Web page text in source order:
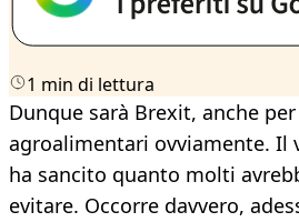
1 min di lettura
Dunque sarà Brexit, anche
agroalimentari ovviamente. Il
ha sancito quanto molti
evitare. Occorre davvero,